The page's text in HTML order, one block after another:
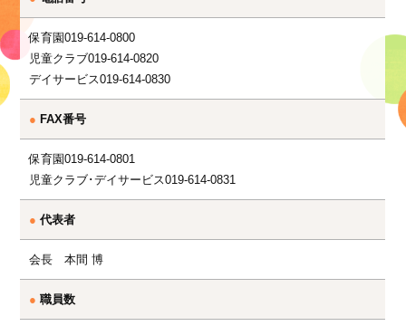
保育園019-614-0800
児童クラブ019-614-0820
デイサービス019-614-0830
● FAX番号
保育園019-614-0801
児童クラブ･デイサービス019-614-0831
● 代表者
会長 本間 博
● 職員数